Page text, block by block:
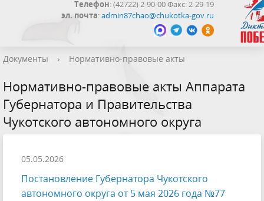
Телефон: (42722) 2-90-00 Факс: 2-29-19
эл. почта:admin87chao@chukotka-gov.ru
Документы › Нормативно-правовые акты
Нормативно-правовые акты Аппарата
Губернатора и Правительства
Чукотского автономного округа
05.05.2026
Постановление Губернатора Чукотского
автономного округа от 5 мая 2026 года №77